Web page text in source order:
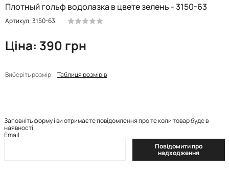
Плотный гольф водолазка в цвете зелень - 3150-63
Артикул: 3150-63
Ціна: 390 грн
Виберіть розмір: Таблиця розмірів
Заповніть форму і ви отримаєте повідомлення про те коли товар буде в
наявності
Email
Повідомити про
надходження